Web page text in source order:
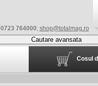
0723 764000; shop@totalmag.ro
Cautare avansata
Cosul